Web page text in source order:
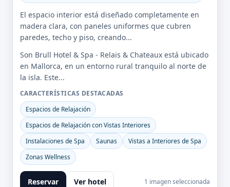
El espacio interior está diseñado completamente en
madera clara, con paneles uniformes que cubren
paredes, techo y piso, creando...
Son Brull Hotel & Spa - Relais & Chateaux está ubicado
en Mallorca, en un entorno rural tranquilo al norte de
la isla. Este...
CARACTERÍSTICAS DESTACADAS
Espacios de Relajación
Espacios de Relajación con Vistas Interiores
Instalaciones de Spa
Saunas
Vistas a Interiores de Spa
Zonas Wellness
Reservar Ver hotel 1 imagen seleccionada